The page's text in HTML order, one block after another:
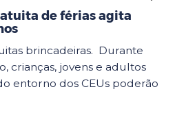
de férias agita
brincadeiras. Durante
crianças, jovens e adultos
entorno dos CEUs poderão